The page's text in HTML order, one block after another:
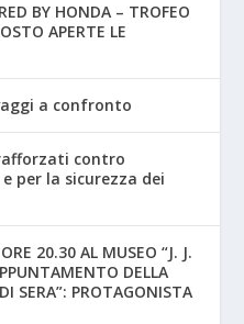
BY HONDA – TROFEO
APERTE LE
a confronto
contro
per la sicurezza dei
20.30 AL MUSEO “J. J.
DELLA
SERA”: PROTAGONISTA